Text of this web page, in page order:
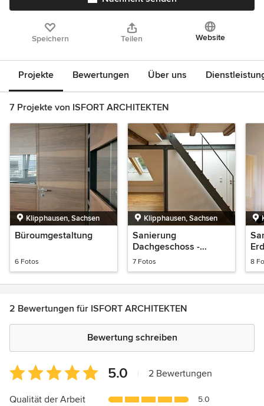
Speichern Teilen Website
Projekte Bewertungen Über uns
7 Projekte von ISFORT ARCHITEKTEN
Klipphausen, Sachsen
Büroumgestaltung
6 Fotos
Klipphausen, Sachsen
Sanierung
Dachgeschoss -
Gründerzeitvilla
7 Fotos 8
2 Bewertungen für ISFORT ARCHITEKTEN
Bewertung schreiben
Durchschnittliche
Bewertung:
5
5.0 2 Bewertungen
Qualität der Arbeit 5.0